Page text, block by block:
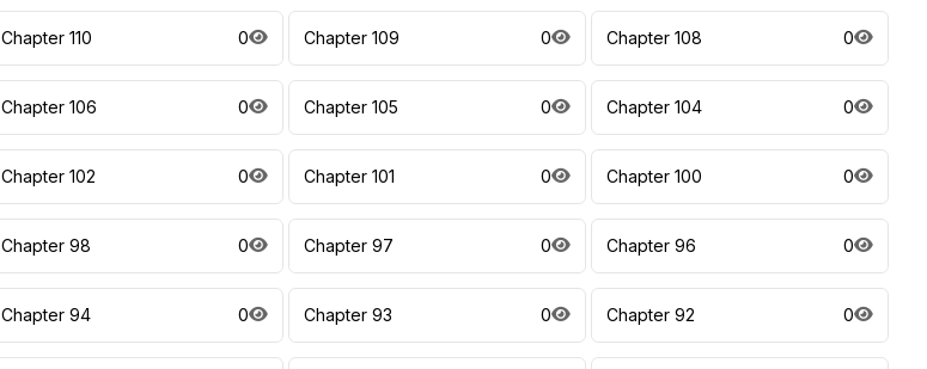
Chapter 110 0 Chapter 109 0 Chapter 108 0
Chapter 106 0 Chapter 105 0 Chapter 104 0
Chapter 102 0 Chapter 101 0 Chapter 100 0
Chapter 98 0 Chapter 97 0 Chapter 96 0
Chapter 94 0 Chapter 93 0 Chapter 92 0